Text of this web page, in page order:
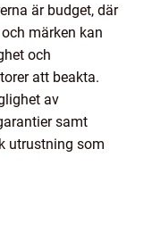
är budget, där
märken kan
och
att beakta.
av
samt
utrustning som